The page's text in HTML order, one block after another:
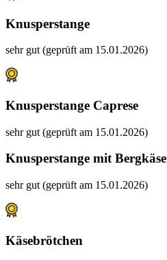
Knusperstange
sehr gut (geprüft am 15.01.2026)
Knusperstange Caprese
sehr gut (geprüft am 15.01.2026)
Knusperstange mit Bergkäse
sehr gut (geprüft am 15.01.2026)
Käsebrötchen